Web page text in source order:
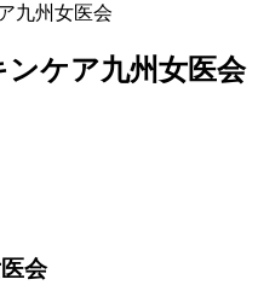
九州女医会
ケア九州女医会
会